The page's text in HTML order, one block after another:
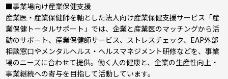
■事業場向け産業保健支援
産業医・産業保健師を軸とした法人向け産業保健支援サービス「産
業保健トータルサポート」では、企業と産業医のマッチングから活
動のサポート、産業保健師サービス、ストレスチェック、EAP外部
相談窓口やメンタルヘルス・ヘルスマネジメント研修などを、事業
場のニーズに合わせて提供。働く人の健康と、企業の生産性向上・
事業継続への寄与を目指して活動しています。